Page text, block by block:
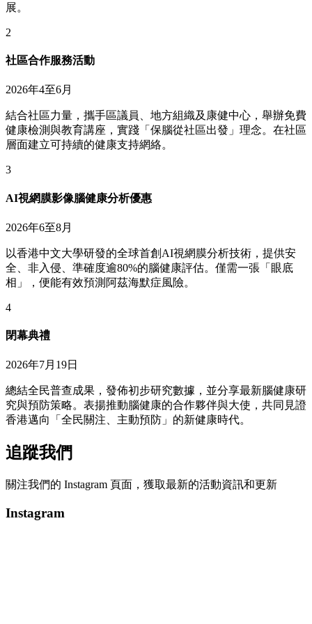
展。
2
社區合作服務活動
2026年4至6月
結合社區力量，攜手區議員、地方組織及康健中心，舉辦免費
健康檢測與教育講座，實踐「保腦從社區出發」理念。在社區
層面建立可持續的健康支持網絡。
3
AI視網膜影像腦健康分析優惠
2026年6至8月
以香港中文大學研發的全球首創AI視網膜分析技術，提供安
全、非入侵、準確度逾80%的腦健康評估。僅需一張「眼底
相」，便能有效預測阿茲海默症風險。
4
閉幕典禮
2026年7月19日
總結全民普查成果，發佈初步研究數據，並分享最新腦健康研
究與預防策略。表揚推動腦健康的合作夥伴與大使，共同見證
香港邁向「全民關注、主動預防」的新健康時代。
追蹤我們
關注我們的 Instagram 頁面，獲取最新的活動資訊和更新
Instagram